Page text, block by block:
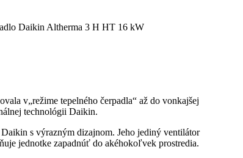
Daikin Altherma 3 H HT 16 kW
v„režime tepelného čerpadla“ až do vonkajšej
technológii Daikin.
s výrazným dizajnom. Jeho jediný ventilátor
jednotke zapadnúť do akéhokoľvek prostredia.